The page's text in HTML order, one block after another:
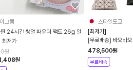
그램
24시간 쌩얼 파우더 팩트 26g 일
최저가
원
원
스타일도쿄
[최저가]
[무료배송] 바오바
컬러)
478,500원
무료배송